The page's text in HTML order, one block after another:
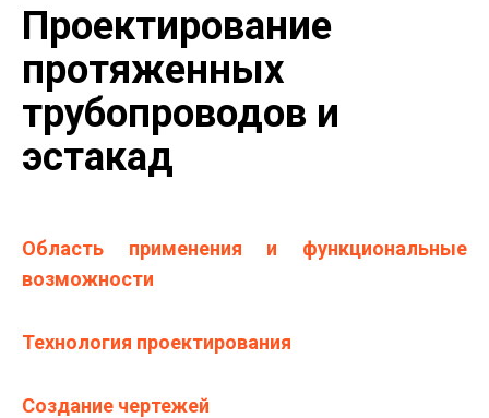
Проектирование
протяженных
трубопроводов и
эстакад
Область применения и функциональные
возможности
Технология проектирования
Создание чертежей